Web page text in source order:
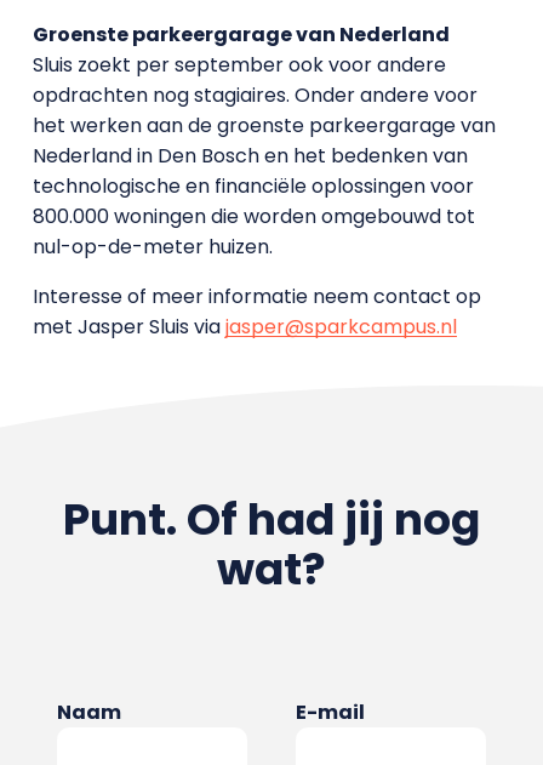
Groenste parkeergarage van Nederland
Sluis zoekt per september ook voor andere
opdrachten nog stagiaires. Onder andere voor
het werken aan de groenste parkeergarage van
Nederland in Den Bosch en het bedenken van
technologische en financiële oplossingen voor
800.000 woningen die worden omgebouwd tot
nul-op-de-meter huizen.
Interesse of meer informatie neem contact op
met Jasper Sluis viajasper@sparkcampus.nl
Punt. Of had jij nog
wat?
Naam E-mail